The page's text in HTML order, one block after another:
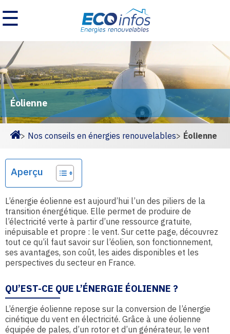
☰
Éolienne
> Nos conseils en énergies renouvelables> Éolienne
Aperçu
L’énergie éolienne est aujourd’hui l’un des piliers de la
transition énergétique. Elle permet de produire de
l’électricité verte à partir d’une ressource gratuite,
inépuisable et propre : le vent. Sur cette page, découvrez
tout ce qu’il faut savoir sur l’éolien, son fonctionnement,
ses avantages, son coût, les aides disponibles et les
perspectives du secteur en France.
QU’EST-CE QUE L’ÉNERGIE ÉOLIENNE ?
L’énergie éolienne repose sur la conversion de l’énergie
cinétique du vent en électricité. Grâce à une éolienne
équipée de pales, d’un rotor et d’un générateur, le vent